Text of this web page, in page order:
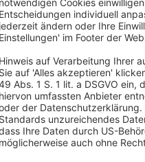
und ihre
01-02 vom 22.01.2026,